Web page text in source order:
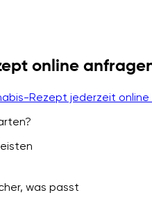
online
Rezept jederzeit
was passt